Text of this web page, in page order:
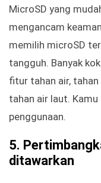
MicroSD yang
mengancam
memilih microSD
tangguh. Banyak
fitur tahan air,
tahan air laut.
penggunaan.
5.
ditawarkan